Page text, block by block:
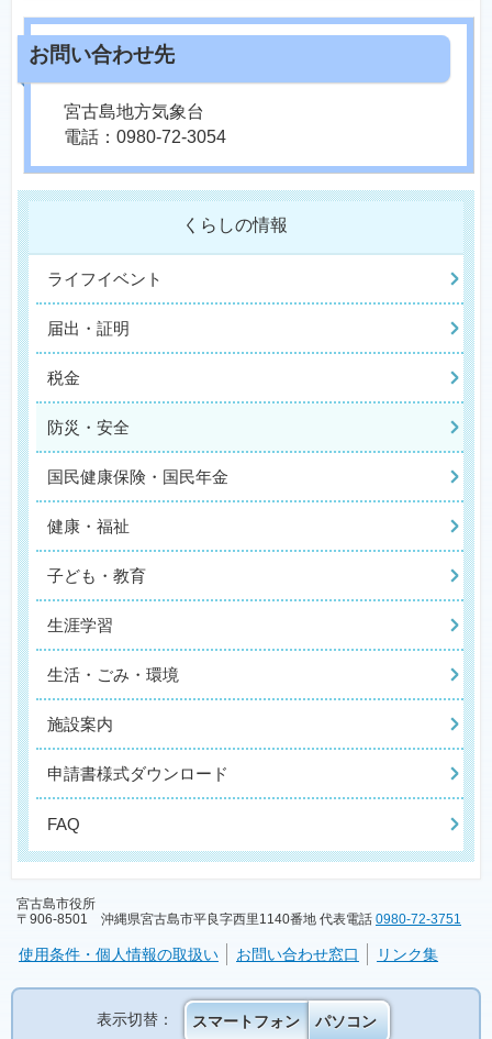
宮古島地方気象台
電話：0980-72-3054
くらしの情報
ライフイベント
届出・証明
税金
防災・安全
国民健康保険・国民年金
健康・福祉
子ども・教育
生涯学習
生活・ごみ・環境
施設案内
申請書様式ダウンロード
FAQ
宮古島市役所
〒906-8501 沖縄県宮古島市平良字西里1140番地 代表電話 0980-72-3751
使用条件・個人情報の取扱い お問い合わせ窓口 リンク集
表示切替： スマートフォン パソコン